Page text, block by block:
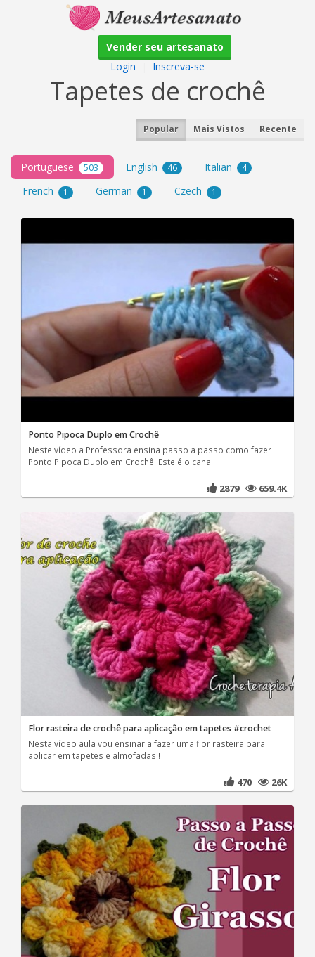
Vender seu artesanato
Login
Inscreva-se
Tapetes de crochê
Popular Mais Vistos Recente
Portuguese 503 English 46 Italian 4
French 1 German 1 Czech 1
Ponto Pipoca Duplo em Crochê
Neste vídeo a Professora ensina passo a passo como fazer
Ponto Pipoca Duplo em Crochê. Este é o canal
2879 659.4K
Flor rasteira de crochê para aplicação em tapetes #crochet
Nesta vídeo aula vou ensinar a fazer uma flor rasteira para
aplicar em tapetes e almofadas !
470 26K